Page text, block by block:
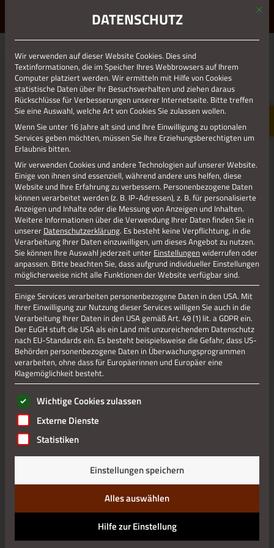
ERLEBE STOLBERG.ERLEBE DICH.
01.01.1970
RESIZE_896X686
Jetzt teilen
Jetzt teilen
Datenschutz
Mit
DATENSCHUTZ
Wir verwenden auf dieser Website Cookies. Dies sind
Textinformationen, die im Speicher Ihres Webbrowsers auf Ihrem
Computer platziert werden. Wir ermitteln mit Hilfe von Cookies
statistische Daten über Ihr Besuchsverhalten und ziehen daraus
Rückschlüsse für Verbesserungen unserer Internetseite. Bitte treffen
Sie eine Auswahl, welche Art von Cookies Sie zulassen wollen.
Wenn Sie unter 16 Jahre alt sind und Ihre Einwilligung zu optionalen
Services geben möchten, müssen Sie Ihre Erziehungsberechtigten um
Erlaubnis bitten.
Wir verwenden Cookies und andere Technologien auf unserer Website.
Einige von ihnen sind essenziell, während andere uns helfen, diese
Website und Ihre Erfahrung zu verbessern. Personenbezogene Daten
können verarbeitet werden (z. B. IP-Adressen), z. B. für personalisierte
Anzeigen und Inhalte oder die Messung von Anzeigen und Inhalten.
Weitere Informationen über die Verwendung Ihrer Daten finden Sie in
unserer Datenschutzerklärung. Es besteht keine Verpflichtung, in die
Verarbeitung Ihrer Daten einzuwilligen, um dieses Angebot zu nutzen.
Sie können Ihre Auswahl jederzeit unter Einstellungen widerrufen oder
anpassen. Bitte beachten Sie, dass aufgrund individueller Einstellungen
möglicherweise nicht alle Funktionen der Website verfügbar sind.
Einige Services verarbeiten personenbezogene Daten in den USA. Mit
Ihrer Einwilligung zur Nutzung dieser Services willigen Sie auch in die
Verarbeitung Ihrer Daten in den USA gemäß Art. 49 (1) lit. a GDPR ein.
Der EuGH stuft die USA als ein Land mit unzureichendem Datenschutz
nach EU-Standards ein. Es besteht beispielsweise die Gefahr, dass US-
Behörden personenbezogene Daten in Überwachungsprogrammen
verarbeiten, ohne dass für Europäerinnen und Europäer eine
Klagemöglichkeit besteht.
Es folgt eine Liste der Service-Gruppen, für die eine
Wichtige Cookies zulassen
Externe Dienste
Statistiken
Einstellungen speichern
Alles auswählen
Hilfe zur Einstellung